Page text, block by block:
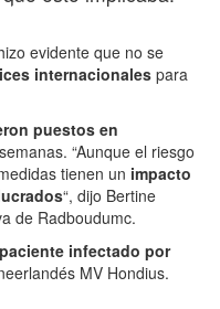
evidente que no se
internacionales para
puestos en
“Aunque el riesgo
tienen un impacto
“, dijo Bertine
de Radboudumc.
infectado por
MV Hondius.